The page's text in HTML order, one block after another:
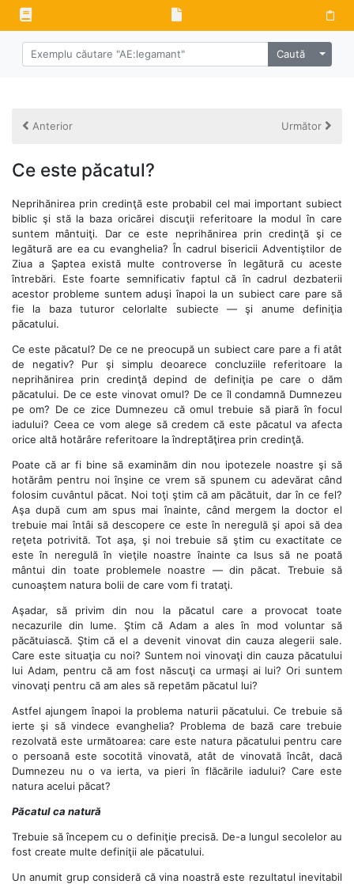
Caută Alege
Anterior Următor
Ce este păcatul?
Neprihănirea prin credinţă este probabil cel mai important subiect
biblic şi stă la baza oricărei discuţii referitoare la modul în care
suntem mântuiţi. Dar ce este neprihănirea prin credinţă şi ce
legătură are ea cu evanghelia? În cadrul bisericii Adventiştilor de
Ziua a Şaptea există multe controverse în legătură cu aceste
întrebări. Este foarte semnificativ faptul că în cadrul dezbaterii
acestor probleme suntem aduşi înapoi la un subiect care pare să
fie la baza tuturor celorlalte subiecte — şi anume definiţia
păcatului.
Ce este păcatul? De ce ne preocupă un subiect care pare a fi atât
de negativ? Pur şi simplu deoarece concluziile referitoare la
neprihănirea prin credinţă depind de definiţia pe care o dăm
păcatului. De ce este vinovat omul? De ce îl condamnă Dumnezeu
pe om? De ce zice Dumnezeu că omul trebuie să piară în focul
iadului? Ceea ce vom alege să credem că este păcatul va afecta
orice altă hotărâre referitoare la îndreptăţirea prin credinţă.
Poate că ar fi bine să examinăm din nou ipotezele noastre şi să
hotărâm pentru noi înşine ce vrem să spunem cu adevărat când
folosim cuvântul păcat. Noi toţi ştim că am păcătuit, dar în ce fel?
Aşa după cum am spus mai înainte, când mergem la doctor el
trebuie mai întâi să descopere ce este în neregulă şi apoi să dea
reţeta potrivită. Tot aşa, şi noi trebuie să ştim cu exactitate ce
este în neregulă în vieţile noastre înainte ca Isus să ne poată
mântui din toate problemele noastre — din păcat. Trebuie să
cunoaştem natura bolii de care vom fi trataţi.
Aşadar, să privim din nou la păcatul care a provocat toate
necazurile din lume. Ştim că Adam a ales în mod voluntar să
păcătuiască. Ştim că el a devenit vinovat din cauza alegerii sale.
Care este situaţia cu noi? Suntem noi vinovaţi din cauza păcatului
lui Adam, pentru că am fost născuţi ca urmaşi ai lui? Ori suntem
vinovaţi pentru că am ales să repetăm păcatul lui?
Astfel ajungem înapoi la problema naturii păcatului. Ce trebuie să
ierte şi să vindece evanghelia? Problema de bază care trebuie
rezolvată este următoarea: care este natura păcatului pentru care
o persoană este socotită vinovată, atât de vinovată încât, dacă
Dumnezeu nu o va ierta, va pieri în flăcările iadului? Care este
natura acelui păcat?
Păcatul ca natură
Trebuie să începem cu o definiţie precisă. De-a lungul secolelor au
fost create multe definiţii ale păcatului.
Un anumit grup consideră că vina noastră este rezultatul inevitabil